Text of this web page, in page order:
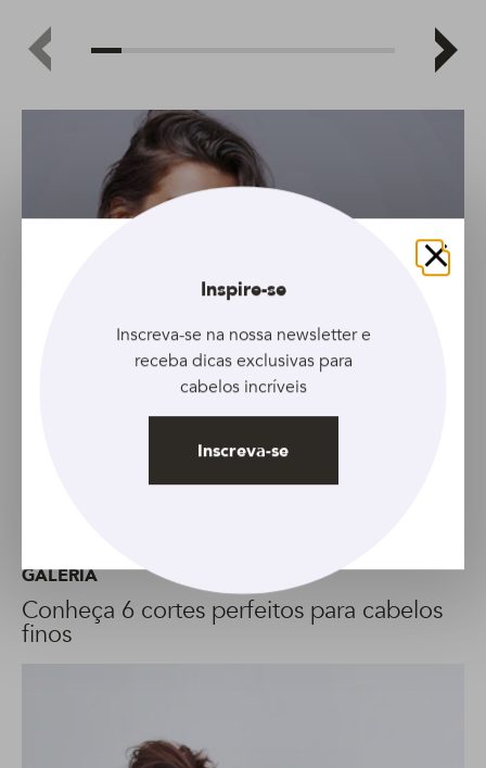
GALERIA
Conheça 6 cortes perfeitos para cabelos
finos
Fechar
Inspire-se
Inscreva-se na nossa newsletter e
receba dicas exclusivas para
cabelos incríveis
Inscreva-se